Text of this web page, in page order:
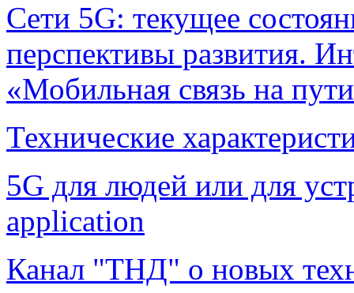
Сети 5G: текущее
перспективы развития.
«Мобильная связь на
Технические
5G для людей или для
application
Канал "ТНД" о новых